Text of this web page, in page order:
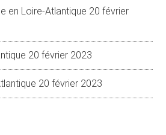
en Loire-Atlantique 20 février
20 février 2023
20 février 2023